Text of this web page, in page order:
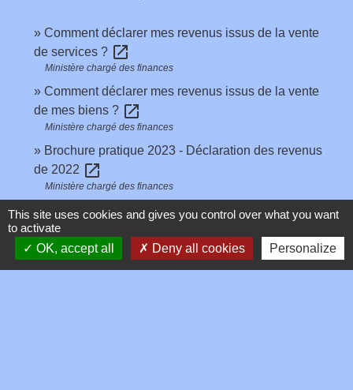
Comment déclarer mes revenus issus de la vente
de services ? open_in_new
Ministère chargé des finances
Comment déclarer mes revenus issus de la vente
de mes biens ? open_in_new
Ministère chargé des finances
Brochure pratique 2023 - Déclaration des revenus
de 2022 open_in_new
Ministère chargé des finances
Impôt sur le revenu : dépliants d'information open_in_new
Ministère chargé des finances
Signaler une erreur sur cette page
This site uses cookies and gives you control over what you want
to activate
OK, accept all
Deny all cookies Personalize